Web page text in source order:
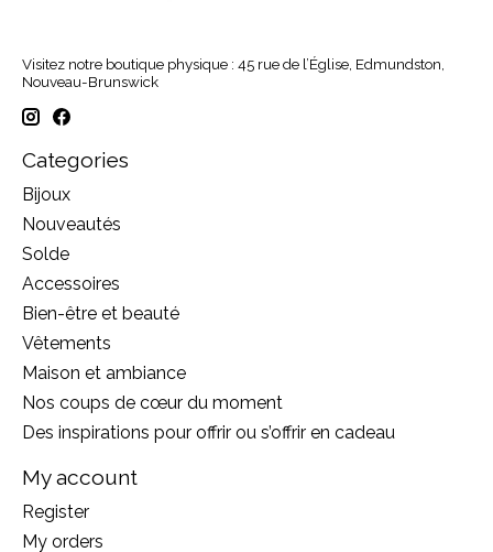
Visitez notre boutique physique : 45 rue de l’Église, Edmundston,
Nouveau-Brunswick
Categories
Bijoux
Nouveautés
Solde
Accessoires
Bien-être et beauté
Vêtements
Maison et ambiance
Nos coups de cœur du moment
Des inspirations pour offrir ou s’offrir en cadeau
My account
Register
My orders